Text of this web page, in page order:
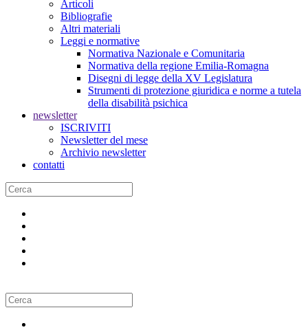
Articoli
Bibliografie
Altri materiali
Leggi e normative
Normativa Nazionale e Comunitaria
Normativa della regione Emilia-Romagna
Disegni di legge della XV Legislatura
Strumenti di protezione giuridica e norme a tutela
della disabilità psichica
newsletter
ISCRIVITI
Newsletter del mese
Archivio newsletter
contatti